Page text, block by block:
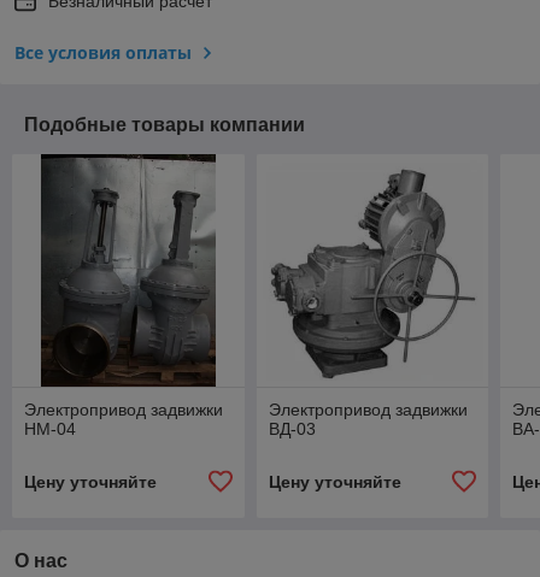
Все условия оплаты
Подобные товары компании
Электропривод задвижки
НМ-04
Цену уточняйте
Электропривод задвижки
ВД-03
Цену уточняйте
О нас